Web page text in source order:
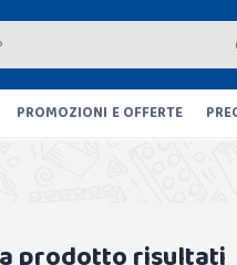
PROMOZIONI E OFFERTE